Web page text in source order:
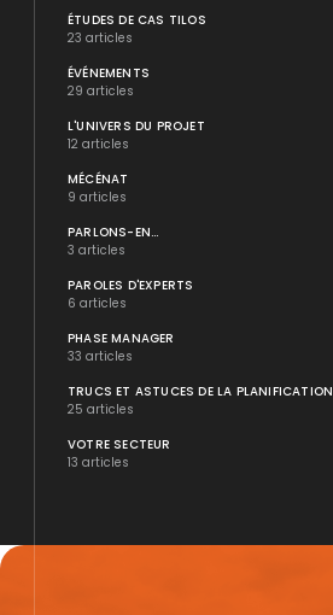
ÉTUDES DE CAS TILOS
23 articles
ÉVÉNEMENTS
29 articles
L'UNIVERS DU PROJET
12 articles
MÉCÉNAT
9 articles
PARLONS-EN...
3 articles
PAROLES D'EXPERTS
6 articles
PHASE MANAGER
33 articles
TRUCS ET ASTUCES DE LA PLANIFICATION
25 articles
VOTRE SECTEUR
13 articles